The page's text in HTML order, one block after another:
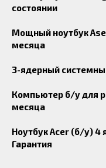
состоянии
Мощный ноутбук
месяца
3-ядерный
Компьютер б/у для
месяца
Ноутбук Acer (б/у) 4
Гарантия